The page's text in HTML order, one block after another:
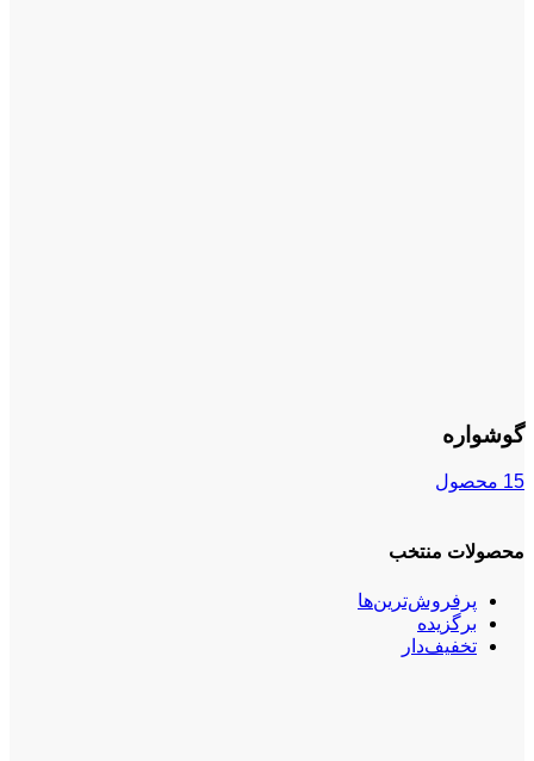
گوشواره
15 محصول
محصولات منتخب
پرفروش‌ترین‌ها
برگزیده
تخفیف‌دار